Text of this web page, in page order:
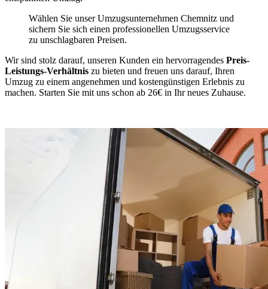
Wählen Sie unser Umzugsunternehmen Chemnitz und
sichern Sie sich einen professionellen Umzugsservice
zu unschlagbaren Preisen.
Wir sind stolz darauf, unseren Kunden ein hervorragendes Preis-
Leistungs-Verhältnis zu bieten und freuen uns darauf, Ihren
Umzug zu einem angenehmen und kostengünstigen Erlebnis zu
machen. Starten Sie mit uns schon ab 26€ in Ihr neues Zuhause.